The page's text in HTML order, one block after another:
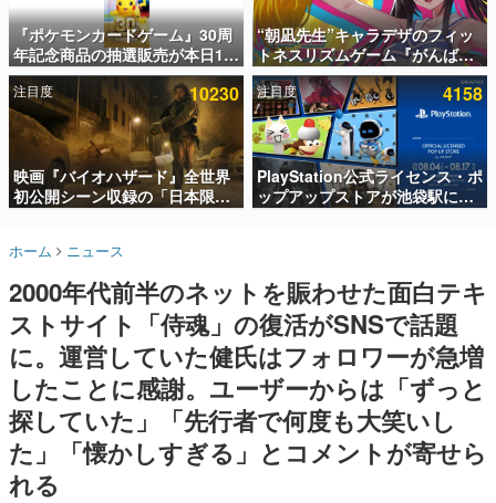
アプリセール情報
インタビュー
連載・特集一覧
殿堂入り記事
SNS拡散数が数千以上！ ページビュー数万以上！ などな
ど。多くの人々に読まれた、電ファミ渾身の“殿堂入り”記
事をまとめました。
名作ゲームクリエイターの方々に製作時のエピソードをお
きます。
赫本
この物語を解いてはいけない。『赫本』は、〈試験問題〉
の形をした短編ホラー小説集です。
新世代に訊く
これからのデジタルゲーム市場を担う若きクリエイター達
の姿を追い、彼らのルーツと情熱を探っていきます。
『ポケモンカードゲーム』30周
年記念商品の抽選販売が本日12
時より開始。拡張パック「30th
CELEBRATION」のボックス
に、「プレミアムデッキセット
エーフィ・ブラッキー」
「FUTURISTIC BOX」の計3商
品
“朝凪先生”キャラデザのフィッ
トネスリズムゲーム『がんば
れ！チアリズム』Steamストア
ページが公開。キャラクターの
CVは陽向葵ゅかさん
注目度 10230
映画『バイオハザード』全世界
初公開シーン収録の「日本限
定」予告映像が解禁。バイオの
「ラクーンシティ総合病院」へ
注目度 4158
PlayStation公式ライセンス・ポ
ップアップストアが池袋駅にて
期間限定で開催。夏のアパレル
ホーム ニュース
2000年代前半のネットを賑わせた面白テキ
ストサイト「侍魂」の復活がSNSで話題
に。運営していた健氏はフォロワーが急増
したことに感謝。ユーザーからは「ずっと
探していた」「先行者で何度も大笑いし
た」「懐かしすぎる」とコメントが寄せら
れる